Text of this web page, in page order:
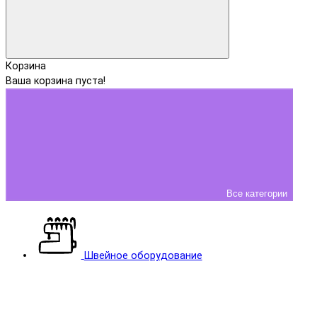
Корзина
Ваша корзина пуста!
Все категории
Швейное оборудование